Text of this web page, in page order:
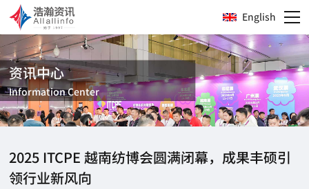
English
资讯中心
Information Center
2025 ITCPE 越南纺博会圆满闭幕，成果丰硕引
领行业新风向